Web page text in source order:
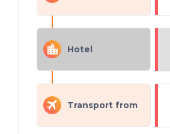
Hotel
Transport from